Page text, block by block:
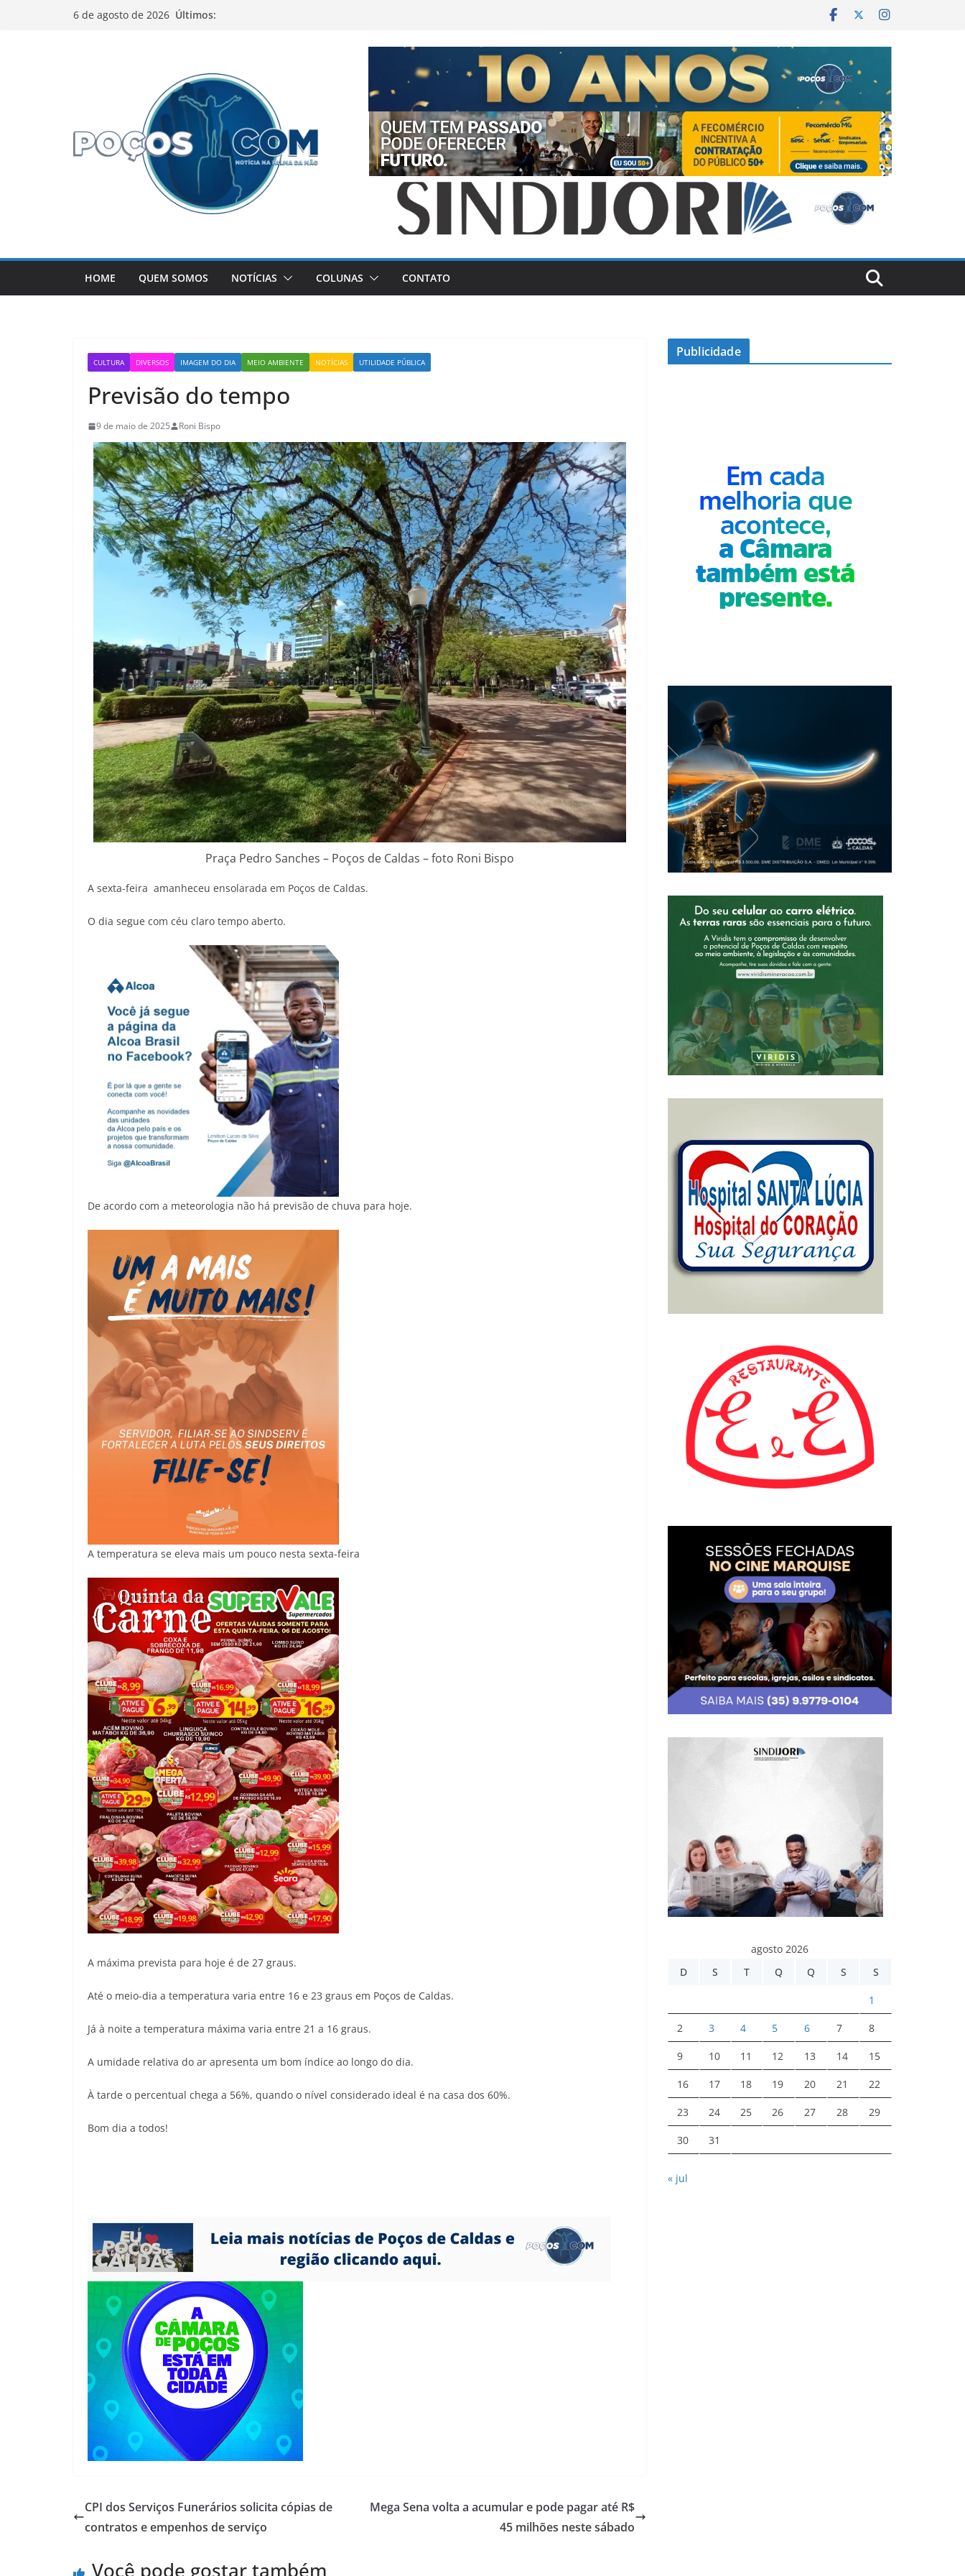
6 de agosto de 2026 Últimos:
HOME QUEM SOMOS NOTÍCIAS COLUNAS CONTATO
CULTURA DIVERSOS IMAGEM DO DIA MEIO AMBIENTE NOTÍCIAS UTILIDADE PÚBLICA
Previsão do tempo
9 de maio de 2025 Roni Bispo
Praça Pedro Sanches – Poços de Caldas – foto Roni Bispo
A sexta-feira amanheceu ensolarada em Poços de Caldas.
O dia segue com céu claro tempo aberto.
De acordo com a meteorologia não há previsão de chuva para hoje.
A temperatura se eleva mais um pouco nesta sexta-feira
A máxima prevista para hoje é de 27 graus.
Até o meio-dia a temperatura varia entre 16 e 23 graus em Poços de Caldas.
Já à noite a temperatura máxima varia entre 21 a 16 graus.
A umidade relativa do ar apresenta um bom índice ao longo do dia.
À tarde o percentual chega a 56%, quando o nível considerado ideal é na casa dos 60%.
Bom dia a todos!
CPI dos Serviços Funerários solicita cópias de
contratos e empenhos de serviço
Mega Sena volta a acumular e pode pagar até R$
45 milhões neste sábado
Você pode gostar também
Publicidade
agosto 2026
D
S T Q Q S S
1
2 3 4 5 6 7 8
9 10 11 12 13 14 15
16 17 18 19 20 21 22
23 24 25 26 27 28 29
30 31
« jul